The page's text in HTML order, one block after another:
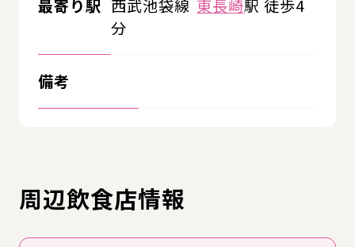
最寄り駅 西武池袋線 東長崎駅 徒歩4
分
備考
周辺飲食店情報